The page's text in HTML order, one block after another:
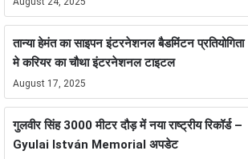
तान्या हेमंत का साइपन इंटरनेशनल बैडमिंटन प्रतियोगिता
मे करियर का चौथा इंटरनेशनल टाइटल
August 17, 2025
गुलवीर सिंह 3000 मीटर दौड़ में नया राष्ट्रीय रिकॉर्ड –
Gyulai István Memorial अपडेट